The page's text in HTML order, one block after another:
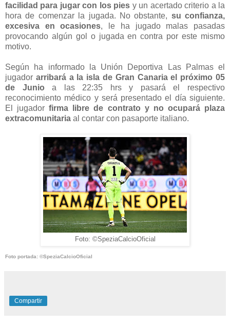
facilidad para jugar con los pies y un acertado criterio a la
hora de comenzar la jugada. No obstante, su confianza,
excesiva en ocasiones, le ha jugado malas pasadas
provocando algún gol o jugada en contra por este mismo
motivo.
Según ha informado la Unión Deportiva Las Palmas el
jugador arribará a la isla de Gran Canaria el próximo 05
de Junio a las 22:35 hrs y pasará el respectivo
reconocimiento médico y será presentado el día siguiente.
El jugadorfirma libre de contrato y no ocupará plaza
extracomunitaria al contar con pasaporte italiano.
Foto: ©SpeziaCalcioOficial
Foto portada: ©SpeziaCalcioOficial
Compartir